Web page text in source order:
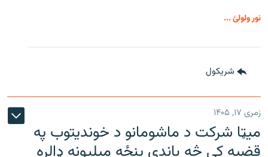
نور ولولئ ...
شريکول
زمری ۱۷, ۱۴۰۵
میټا شرکت د ماشومانو د خوندیتوب په